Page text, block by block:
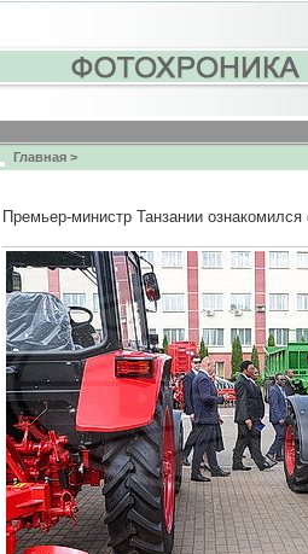
Главная >
Премьер-министр Танзании